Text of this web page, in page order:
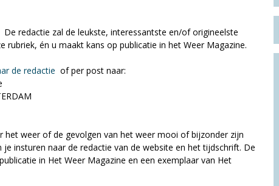
redactie zal de leukste, interessantste en/of origineelste
rubriek, én u maakt kans op publicatie in het Weer Magazine.
de redactie of per post naar:
het weer of de gevolgen van het weer mooi of bijzonder zijn
insturen naar de redactie van de website en het tijdschrift. De
in Het Weer Magazine en een exemplaar van Het